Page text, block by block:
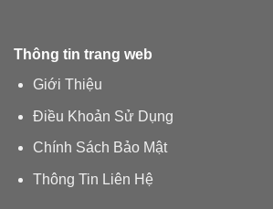
Thông tin trang web
Giới Thiệu
Điều Khoản Sử Dụng
Chính Sách Bảo Mật
Thông Tin Liên Hệ